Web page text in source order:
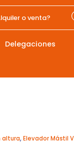
o venta?
Delegaciones
altura,Elevador Mástil